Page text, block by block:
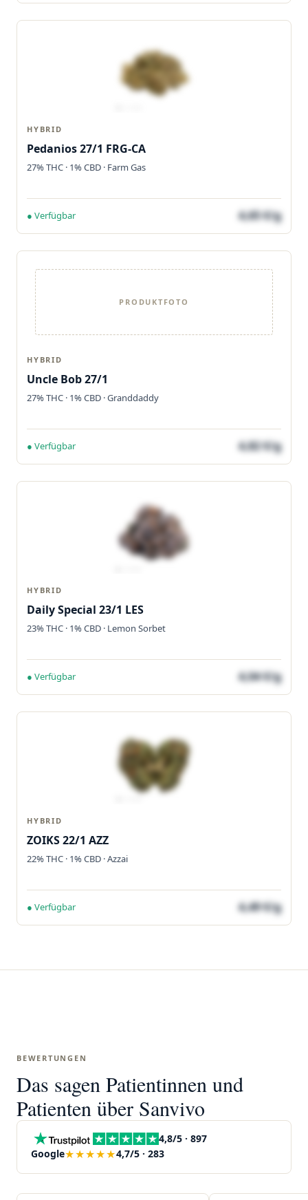
HYBRID
Pedanios 27/1 FRG-CA
27% THC · 1% CBD · Farm Gas
● Verfügbar 4,65 €/g
PRODUKTFOTO
HYBRID
Uncle Bob 27/1
27% THC · 1% CBD · Granddaddy
● Verfügbar 4,82 €/g
HYBRID
Daily Special 23/1 LES
23% THC · 1% CBD · Lemon Sorbet
● Verfügbar 4,04 €/g
HYBRID
ZOIKS 22/1 AZZ
22% THC · 1% CBD · Azzai
● Verfügbar 4,49 €/g
BEWERTUNGEN
Das sagen Patientinnen und
Patienten über Sanvivo
4,8/5 · 897
Google★★★★★4,7/5 · 283